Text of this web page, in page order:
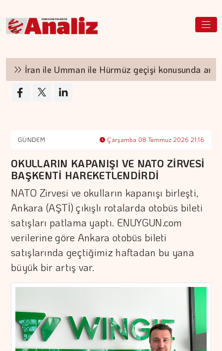
İran ile Umman ile Hürmüz geçişi konusunda
GÜNDEM Çarşamba 08 Temmuz 2026 21:16
OKULLARIN KAPANIŞI VE NATO ZİRVESİ
BAŞKENTİ HAREKETLENDİRDİ
NATO Zirvesi ve okulların kapanışı birleşti,
Ankara (AŞTİ) çıkışlı rotalarda otobüs bileti
satışları patlama yaptı. ENUYGUN.com
verilerine göre Ankara otobüs bileti
satışlarında geçtiğimiz haftadan bu yana
büyük bir artış var.